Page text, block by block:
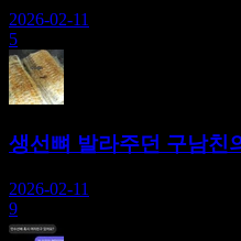
2026-02-11
5
생선뼈 발라주던 구남친
2026-02-11
9